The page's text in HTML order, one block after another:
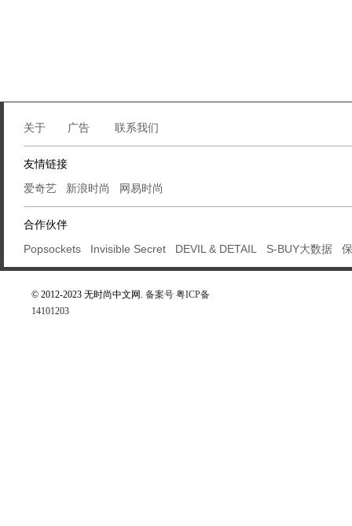
关于 广告 联系我们
友情链接
爱奇艺
新浪时尚 网易时尚
合作伙伴
Popsockets
Invisible Secret DEVIL & DETAIL S-BUY大数据
© 2012-2023 无时尚中文网. 备案号 粤ICP备
14101203